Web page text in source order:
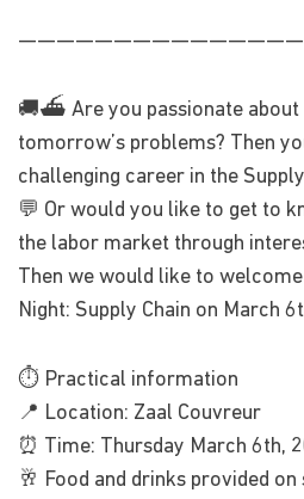
🚚⛴️ Are you passionate about
tomorrow’s problems? Then
challenging career in the
💬 Or would you like to get to
the labor market through
Then we would like to
Night: Supply Chain on March
⏱ Practical information
📍 Location: Zaal Couvreur
⏰ Time: Thursday March 6th,
🥂 Food and drinks provided on